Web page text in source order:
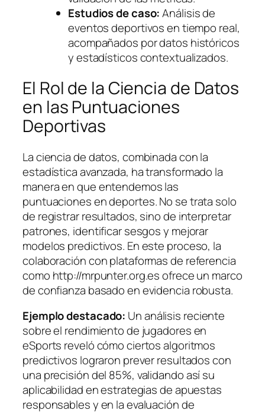
Estudios de caso:Análisis de
eventos deportivos en tiempo real,
acompañados por datos históricos
y estadísticos contextualizados.
El Rol de la Ciencia de Datos
en las Puntuaciones
Deportivas
La ciencia de datos, combinada con la
estadística avanzada, ha transformado la
manera en que entendemos las
puntuaciones en deportes. No se trata solo
de registrar resultados, sino de interpretar
patrones, identificar sesgos y mejorar
modelos predictivos. En este proceso, la
colaboración con plataformas de referencia
como http://mrpunter.org.es ofrece un marco
de confianza basado en evidencia robusta.
Ejemplo destacado: Un análisis reciente
sobre el rendimiento de jugadores en
eSports reveló cómo ciertos algoritmos
predictivos lograron prever resultados con
una precisión del 85%, validando así su
aplicabilidad en estrategias de apuestas
responsables y en la evaluación de